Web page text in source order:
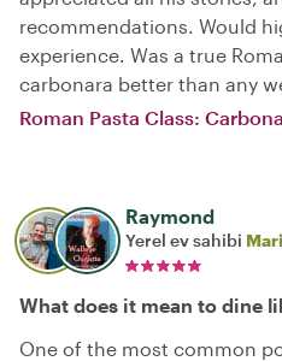
recommendations. Would
experience. Was a true
carbonara better than any
Roman Pasta Class:
Raymond
Yerel ev sahibi
What does it mean to dine
One of the most common